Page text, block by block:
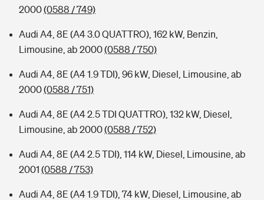
2000(0588 / 749)
Audi A4, 8E (A4 3.0 QUATTRO), 162 kW, Benzin,
Limousine, ab 2000(0588 / 750)
Audi A4, 8E (A4 1.9 TDI), 96 kW, Diesel, Limousine, ab
2000(0588 / 751)
Audi A4, 8E (A4 2.5 TDI QUATTRO), 132 kW, Diesel,
Limousine, ab 2000(0588 / 752)
Audi A4, 8E (A4 2.5 TDI), 114 kW, Diesel, Limousine, ab
2001 (0588 / 753)
Audi A4, 8E (A4 1.9 TDI), 74 kW, Diesel, Limousine, ab